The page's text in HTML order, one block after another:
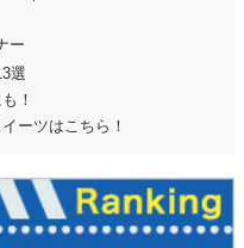
ー
選
！
ーツはこちら！